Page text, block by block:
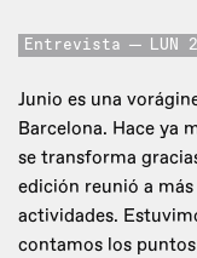
Entrevista LUN
Junio es una
Barcelona. Hace ya
se transforma
edición reunió a
actividades.
contamos los